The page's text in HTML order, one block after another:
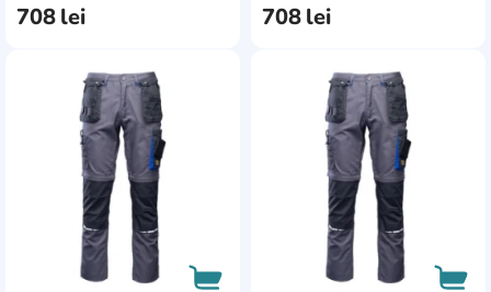
708lei 708lei
AddCardToFavourite